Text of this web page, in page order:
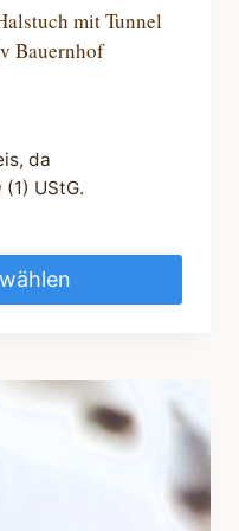
mit Tunnel
Bauernhof
da
UStG.